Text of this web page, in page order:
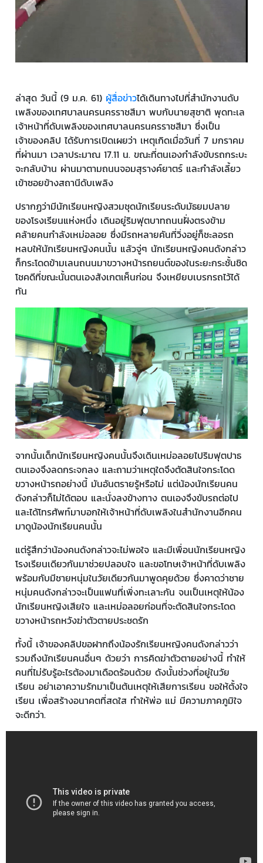
ล่าสุด วันนี้ (9 ม.ค. 61) ผู้สื่อข่าวได้เดินทางไปที่สำนักงานดับ
เพลิงของเทศบาลนครนครราชสีมา พบกับนายสุชาติ พุดทะเล
เจ้าหน้าที่ดับเพลิงของเทศบาลนครนครราชสีมา ซึ่งเป็น
เจ้าของคลิป ได้รับการเปิดเผยว่า เหตุเกิดเมื่อวันที่ 7 มกราคม
ที่ผ่านมา เวลาประมาณ 17.11 น. ขณะที่ตนเองกำลังขับรถกระบะ
จะกลับบ้าน ผ่านมาตามถนนจอมสุรางค์ยาตร์ และกำลังเลี้ยว
เข้าซอยข้างสถานีดับเพลิง
ปรากฏว่ามีนักเรียนหญิงสวมชุดนักเรียนระดับมัธยมปลาย
ของโรงเรียนแห่งหนึ่ง เดินอยู่ริมฟุตบาทถนนฝั่งตรงข้าม
คล้ายคนกำลังเหม่อลอย ซึ่งมีรถหลายคันที่วิ่งอยู่ก็ชะลอรถ
หลบให้นักเรียนหญิงคนนั้น แล้วจู่ๆ นักเรียนหญิงคนดังกล่าว
ก็กระโดดข้ามเลนถนนมาขวางหน้ารถยนต์ของในระยะกระชั้นชิด
โชคดีที่ขณะนั้นตนเองสังเกตเห็นก่อน จึงเหยียบเบรกรถไว้ได้
ทัน
จากนั้นเด็กนักเรียนหญิงคนนั้นจึงเดินเหม่อลอยไปริมฟุตปาธ
ตนเองจึงลดกระจกลง และถามว่าเหตุใดจึงตัดสินใจกระโดด
ขวางหน้ารถอย่างนี้ มันอันตรายรู้หรือไม่ แต่น้องนักเรียนคน
ดังกล่าวก็ไม่ได้ตอบ และนั่งลงข้างทาง ตนเองจึงขับรถต่อไป
และได้โทรศัพท์มาบอกให้เจ้าหน้าที่ดับเพลิงในสำนักงานอีกคน
มาดูน้องนักเรียนคนนั้น
แต่รู้สึกว่าน้องคนดังกล่าวจะไม่พอใจ และมีเพื่อนนักเรียนหญิง
โรงเรียนเดียวกันมาช่วยปลอบใจ และขอโทษเจ้าหน้าที่ดับเพลิง
พร้อมกับมีชายหนุ่มในวัยเดียวกันมาพูดคุยด้วย ซึ่งคาดว่าชาย
หนุ่มคนดังกล่าวจะเป็นแฟนที่เพิ่งทะเลาะกัน จนเป็นเหตุให้น้อง
นักเรียนหญิงเสียใจ และเหม่อลอยก่อนที่จะตัดสินใจกระโดด
ขวางหน้ารถหวังฆ่าตัวตายประชดรัก
ทั้งนี้ เจ้าของคลิปขอฝากถึงน้องรักเรียนหญิงคนดังกล่าวว่า
รวมถึงนักเรียนคนอื่นๆ ด้วยว่า การคิดฆ่าตัวตายอย่างนี้ ทำให้
คนที่ไม่รับรู้อะไรต้องมาเดือดร้อนด้วย ดังนั้นช่วงที่อยู่ในวัย
เรียน อย่าเอาความรักมาเป็นต้นเหตุให้เสียการเรียน ขอให้ตั้งใจ
เรียน เพื่อสร้างอนาคตที่สดใส ทำให้พ่อ แม่ มีความภาคภูมิใจ
จะดีกว่า.